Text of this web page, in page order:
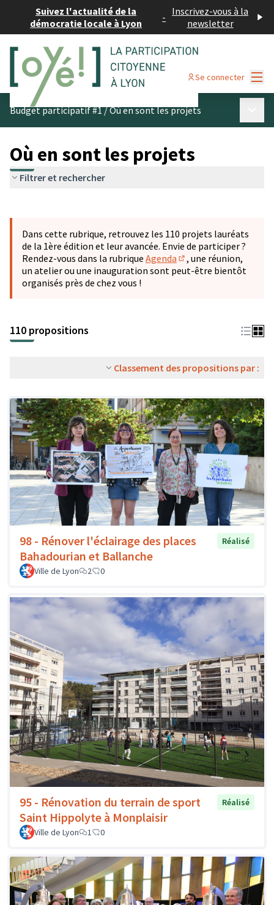
Suivez l'actualité de la
démocratie locale à Lyon
- Inscrivez-vous à la
newsletter
Se connecter
Budget participatif #1/Où en sont les projets
Où en sont les projets
Filtrer et rechercher
−
Dans cette rubrique, retrouvez les 110 projets lauréats
de la 1ère édition et leur avancée. Envie de participer ?
Rendez-vous dans la rubrique Agenda
(S'ouvre dans un
, une réunion,
un atelier ou une inauguration sont peut-être bientôt
organisés près de chez vous !
110 propositions
Classement des propositions par :
98 - Rénover l'éclairage des places
Bahadourian et Ballanche
Réalisé
Ville de Lyon 2 0
95 - Rénovation du terrain de sport
Saint Hippolyte à Monplaisir
Réalisé
Ville de Lyon 1 0